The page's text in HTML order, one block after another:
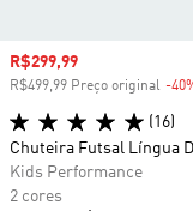
Preço com desconto
R$299,99
R$499,99 Preço original -
(16)
Chuteira Futsal Língua
Kids Performance
2 cores